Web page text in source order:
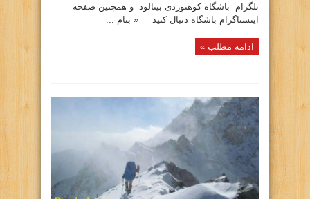
تلگرام باشگاه کوهنوردی بینالود و همچنین صفحه
اینستاگرام باشگاه دنبال کنید « بنام ...
ادامه مطلب »